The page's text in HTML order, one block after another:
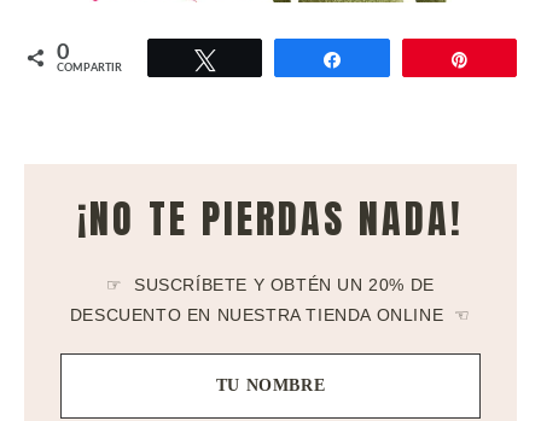
0
COMPARTIR
¡NO TE PIERDAS NADA!
☞ SUSCRÍBETE Y OBTÉN UN 20% DE
DESCUENTO EN NUESTRA TIENDA ONLINE ☜
TU NOMBRE